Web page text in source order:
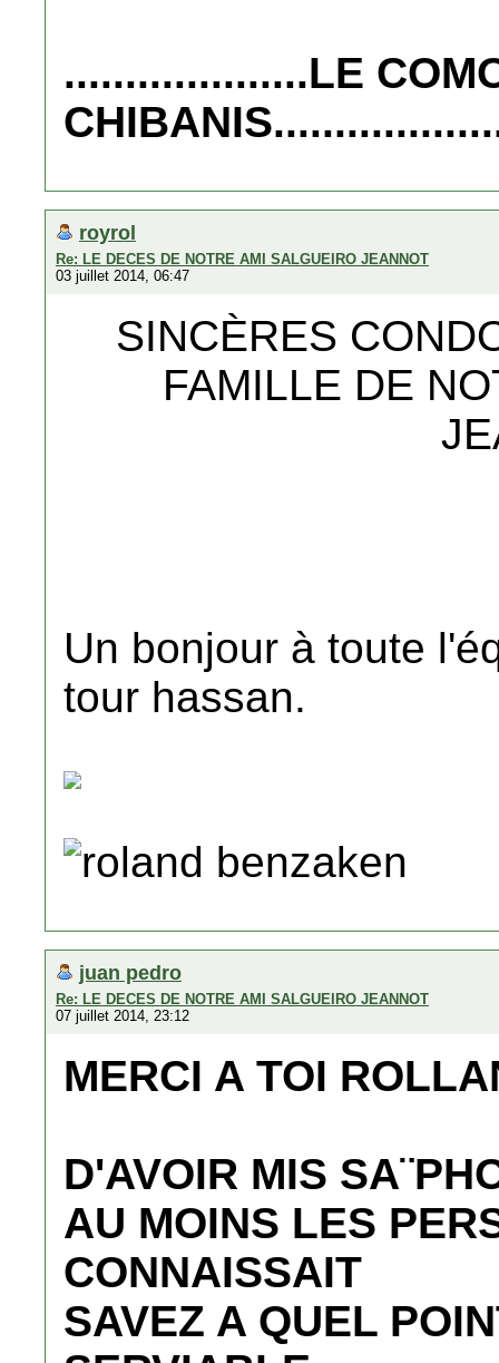
....................LE
royrol
Re: LE DECES DE NOTRE AMI SALGUEIRO JEANNOT
03 juillet 2014, 06:47
SINCÈRES
FAMILLE DE
Un bonjour à toute
tour hassan.
roland benzaken
juan pedro
Re: LE DECES DE NOTRE AMI SALGUEIRO JEANNOT
07 juillet 2014, 23:12
MERCI A TOI
D'AVOIR MIS
AU MOINS LES
CONNAISSAIT
SAVEZ A QUEL